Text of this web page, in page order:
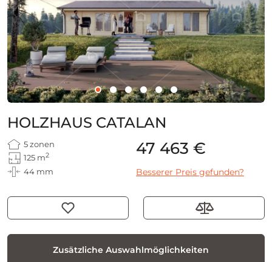
HOLZHAUS CATALAN
5 zonen
125 m2
44 mm
47 463 €
Besserer Preis gefunden?
Zusätzliche Auswahlmöglichkeiten